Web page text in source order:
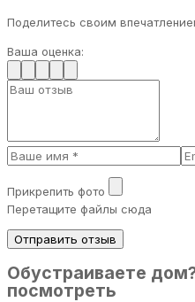
Поделитесь своим
Ваша оценка:
Прикрепить фото
Перетащите файлы сюда
Отправить отзыв
Обустраиваете
посмотреть